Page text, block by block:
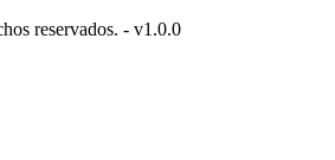
reservados. - v1.0.0